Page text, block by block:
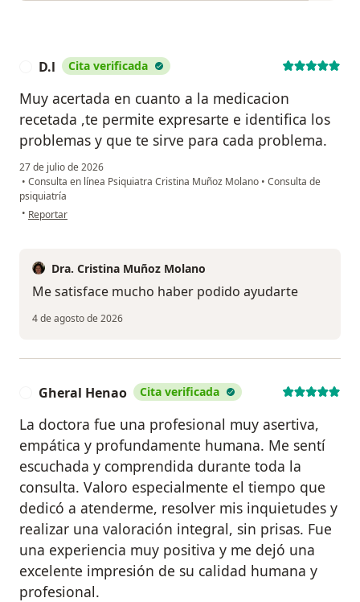
D.l Cita verificada
Muy acertada en cuanto a la medicacion
recetada ,te permite expresarte e identifica los
problemas y que te sirve para cada problema.
27 de julio de 2026
• Consulta en línea Psiquiatra Cristina Muñoz Molano • Consulta de
psiquiatría
• en opinión del usuario D.l
Reportar
Dra. Cristina Muñoz Molano
Me satisface mucho haber podido ayudarte
4 de agosto de 2026
Gheral Henao Cita verificada
La doctora fue una profesional muy asertiva,
empática y profundamente humana. Me sentí
escuchada y comprendida durante toda la
consulta. Valoro especialmente el tiempo que
dedicó a atenderme, resolver mis inquietudes y
realizar una valoración integral, sin prisas. Fue
una experiencia muy positiva y me dejó una
excelente impresión de su calidad humana y
profesional.